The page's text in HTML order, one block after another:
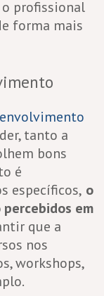
profissional
forma mais
tanto a
bons
é
específicos, o
em
que a
nos
workshops,